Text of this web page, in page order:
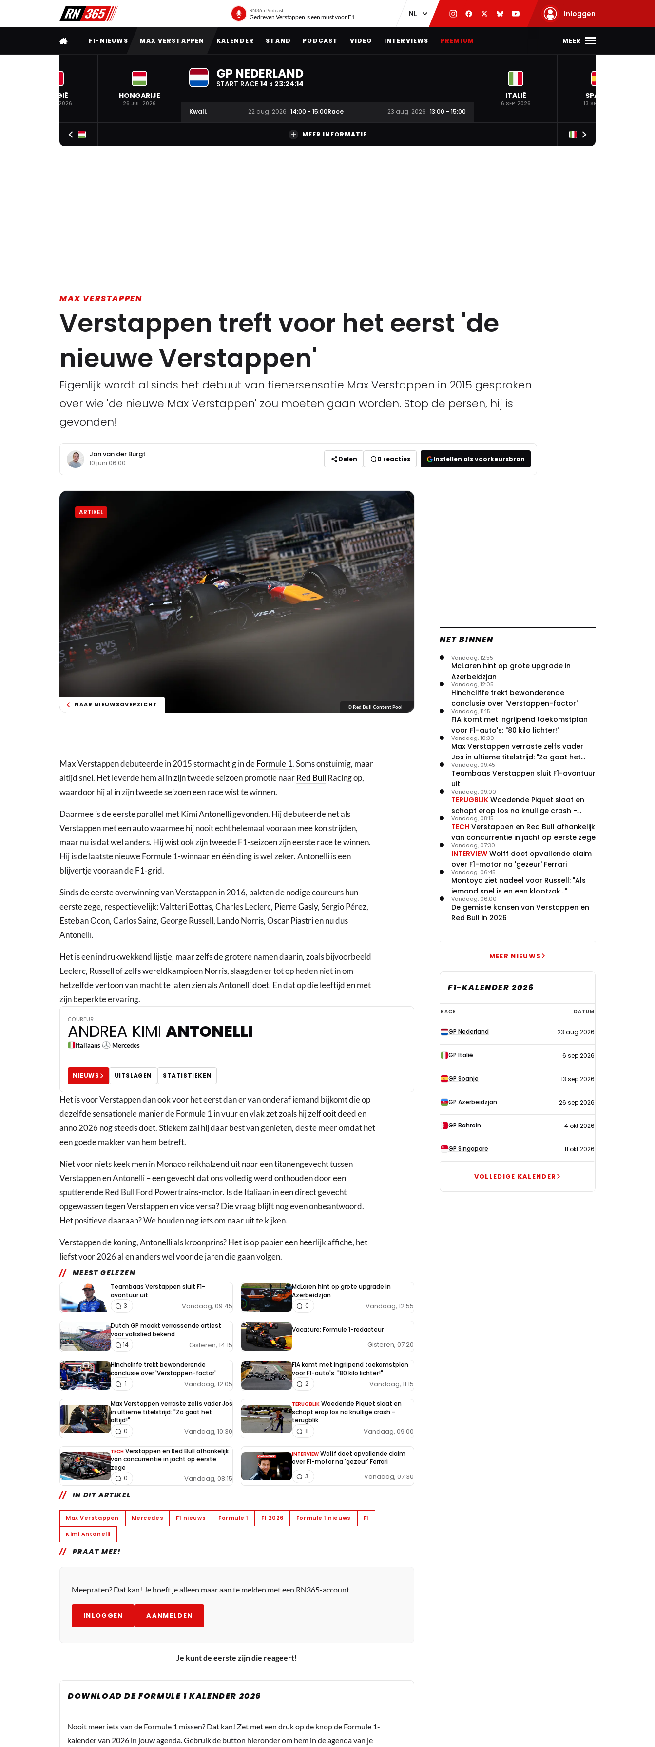
RN365 Podcast
Gedreven Verstappen is een must voor F1 Inloggen
VOLLEDIG MENU
F1-NIEUWS MAX VERSTAPPEN KALENDER STAND PODCAST VIDEO INTERVIEWS PREMIUM MEER
BELGIË
19 JUL. 2026
HONGARIJE
26 JUL. 2026
GP NEDERLAND
START RACE 14 d 23:24:13
Kwali. 22 aug. 2026 14:00 - 15:00Race 23 aug. 2026 13:00 - 15:00
ITALIË
6 SEP. 2026
SPANJE
13 SEP. 2026
MEER INFORMATIE
MAX VERSTAPPEN
Verstappen treft voor het eerst 'de
nieuwe Verstappen'
Eigenlijk wordt al sinds het debuut van tienersensatie Max Verstappen in 2015 gesproken
over wie 'de nieuwe Max Verstappen' zou moeten gaan worden. Stop de persen, hij is
gevonden!
Jan van der Burgt
10 juni 06:00 Delen 0 reacties Instellen als voorkeursbron
ARTIKEL
NAAR NIEUWSOVERZICHT © Red Bull Content Pool
Max Verstappen debuteerde in 2015 stormachtig in deFormule 1. Soms onstuimig, maar
altijd snel. Het leverde hem al in zijn tweede seizoen promotie naarRed Bull Racing op,
waardoor hij al in zijn tweede seizoen een race wist te winnen.
Daarmee is de eerste parallel met Kimi Antonelli gevonden. Hij debuteerde net als
Verstappen met een auto waarmee hij nooit echt helemaal vooraan mee kon strijden,
maar nu is dat wel anders. Hij wist ook zijn tweede F1-seizoen zijn eerste race te winnen.
Hij is de laatste nieuwe Formule 1-winnaar en één ding is wel zeker. Antonelli is een
blijvertje vooraan de F1-grid.
Sinds de eerste overwinning van Verstappen in 2016, pakten de nodige coureurs hun
eerste zege, respectievelijk: Valtteri Bottas, Charles Leclerc, Pierre Gasly, Sergio Pérez,
Esteban Ocon, Carlos Sainz, George Russell, Lando Norris, Oscar Piastri en nu dus
Antonelli.
Het is een indrukwekkend lijstje, maar zelfs de grotere namen daarin, zoals bijvoorbeeld
Leclerc, Russell of zelfs wereldkampioen Norris, slaagden er tot op heden niet in om
hetzelfde vertoon van macht te laten zien als Antonelli doet. En dat op die leeftijd en met
zijn beperkte ervaring.
COUREUR
ANDREA KIMI ANTONELLI
Italiaans Mercedes 12
NIEUWS UITSLAGEN STATISTIEKEN
Het is voor Verstappen dan ook voor het eerst dan er van onderaf iemand bijkomt die op
dezelfde sensationele manier de Formule 1 in vuur en vlak zet zoals hij zelf ooit deed en
anno 2026 nog steeds doet. Stiekem zal hij daar best van genieten, des te meer omdat het
een goede makker van hem betreft.
Niet voor niets keek men in Monaco reikhalzend uit naar een titanengevecht tussen
Verstappen en Antonelli – een gevecht dat ons volledig werd onthouden door een
sputterende Red Bull Ford Powertrains-motor. Is de Italiaan in een direct gevecht
opgewassen tegen Verstappen en vice versa? Die vraag blijft nog even onbeantwoord.
Het positieve daaraan? We houden nog iets om naar uit te kijken.
Verstappen de koning, Antonelli als kroonprins? Het is op papier een heerlijk affiche, het
liefst voor 2026 al en anders wel voor de jaren die gaan volgen.
MEEST GELEZEN
Teambaas Verstappen sluit F1-
avontuur uit
Vandaag, 09:45
3
McLaren hint op grote upgrade in
Azerbeidzjan
Vandaag, 12:55
0
Dutch GP maakt verrassende artiest
voor volkslied bekend
Gisteren, 14:15
14
Vacature: Formule 1-redacteur
Gisteren, 07:20
Hinchcliffe trekt bewonderende
conclusie over 'Verstappen-factor'
Vandaag, 12:05
1
FIA komt met ingrijpend toekomstplan
voor F1-auto's: "80 kilo lichter!"
Vandaag, 11:15
2
Max Verstappen verraste zelfs vader Jos
in ultieme titelstrijd: "Zo gaat het
altijd!"
Vandaag, 10:30
0
TERUGBLIK Woedende Piquet slaat en
schopt erop los na knullige crash -
terugblik
Vandaag, 09:00
8
TECH Verstappen en Red Bull afhankelijk
van concurrentie in jacht op eerste
zege
Vandaag, 08:15
0
INTERVIEW Wolff doet opvallende claim
over F1-motor na 'gezeur' Ferrari
Vandaag, 07:30
3
IN DIT ARTIKEL
Max Verstappen Mercedes F1 nieuws Formule 1 F1 2026 Formule 1 nieuws F1
Kimi Antonelli
PRAAT MEE!
Meepraten? Dat kan! Je hoeft je alleen maar aan te melden met een RN365-account.
INLOGGEN AANMELDEN
Je kunt de eerste zijn die reageert!
DOWNLOAD DE FORMULE 1 KALENDER 2026
Nooit meer iets van de Formule 1 missen? Dat kan! Zet met een druk op de knop de Formule 1-
kalender van 2026 in jouw agenda. Gebruik de button hieronder om hem in de agenda van je
NET BINNEN
McLaren hint op grote upgrade in
Azerbeidzjan
Vandaag, 12:55
Hinchcliffe trekt bewonderende
conclusie over 'Verstappen-factor'
Vandaag, 12:05
FIA komt met ingrijpend toekomstplan
voor F1-auto's: "80 kilo lichter!"
Vandaag, 11:15
Max Verstappen verraste zelfs vader
Jos in ultieme titelstrijd: "Zo gaat het
altijd!"
Vandaag, 10:30
Teambaas Verstappen sluit F1-avontuur
uit
Vandaag, 09:45
TERUGBLIK Woedende Piquet slaat en
schopt erop los na knullige crash -
terugblik
Vandaag, 09:00
TECH Verstappen en Red Bull afhankelijk
van concurrentie in jacht op eerste zege
Vandaag, 08:15
INTERVIEW Wolff doet opvallende claim
over F1-motor na 'gezeur' Ferrari
Vandaag, 07:30
Montoya ziet nadeel voor Russell: "Als
iemand snel is en een klootzak..."
Vandaag, 06:45
De gemiste kansen van Verstappen en
Red Bull in 2026
Vandaag, 06:00
MEER NIEUWS
F1-KALENDER 2026
F1-
kalender
2026
RACE DATUM
GP Nederland 23 aug 2026
GP Italië 6 sep 2026
GP Spanje 13 sep 2026
GP Azerbeidzjan 26 sep 2026
GP Bahrein 4 okt 2026
GP Singapore 11 okt 2026
VOLLEDIGE KALENDER